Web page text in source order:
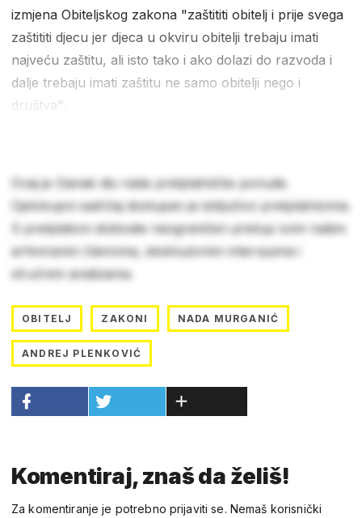
izmjena Obiteljskog zakona "zaštititi obitelj i prije svega
zaštititi djecu jer djeca u okviru obitelji trebaju imati
najveću zaštitu, ali isto tako i ako dolazi do razvoda i
dalje trebaju imati zaštitu ne samo obitelji nego i
društva".
Ovaj je članak dio naše pretplatničke ponude.
Cjelokupni sadržaj dostupan je isključivo pretplatnicima.
S pretplatom dobivate neograničen pristup svim našim
arhiviranim člancima, ekskluzivnim intervjuima i
stručnim analizama.
OBITELJ ZAKONI NADA MURGANIĆ
ANDREJ PLENKOVIĆ
Komentiraj, znaš da želiš!
Za komentiranje je potrebno prijaviti se. Nemaš korisnički